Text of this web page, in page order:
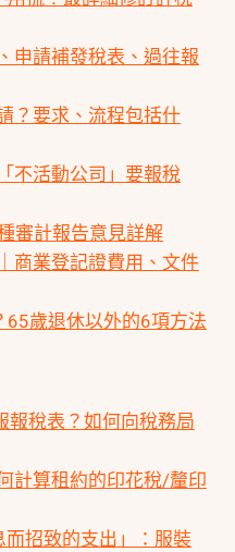
申請補發稅表、過往報
？要求、流程包括什
不活動公司」要報稅
審計報告意見詳解
商業登記證費用、文件
65歲退休以外的6項方法
報稅表？如何向稅務局
計算租約的印花稅/釐印
招致的支出」：服裝